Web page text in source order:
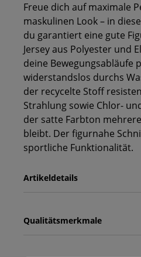
Freue dich auf maximale
maskulinen Look – in
du garantiert eine gute
Jersey aus Polyester und
deine Bewegungsabläufe
widerstandslos durchs
der recycelte Stoff
Strahlung sowie Chlor-
der satte Farbton
bleibt. Der figurnahe
sportliche Funktionalität.
Qualitätsmerkmale
Artikeldetails